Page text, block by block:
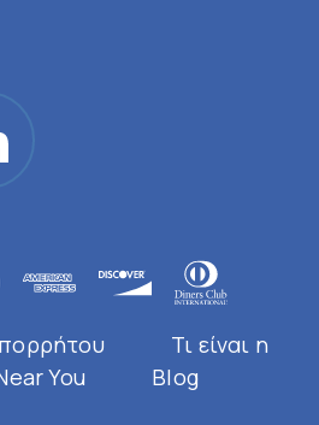
Τι είναι η
You
Blog